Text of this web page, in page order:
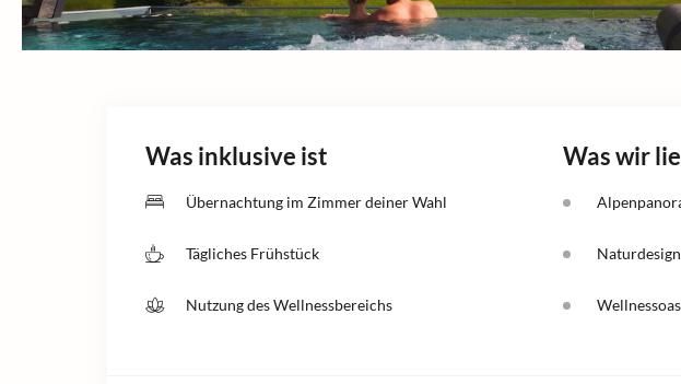
Was inklusive ist
Übernachtung im Zimmer deiner Wahl
Tägliches Frühstück
Nutzung des Wellnessbereichs
Was wir
Naturdesign